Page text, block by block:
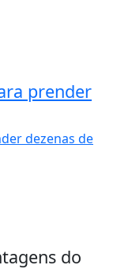
prender
do